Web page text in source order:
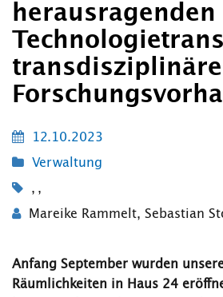
herausragenden
transdisziplinäre
12.10.2023
Verwaltung
, ,
Mareike Rammelt, Sebastian
Anfang September wurden
Räumlichkeiten in Haus 24